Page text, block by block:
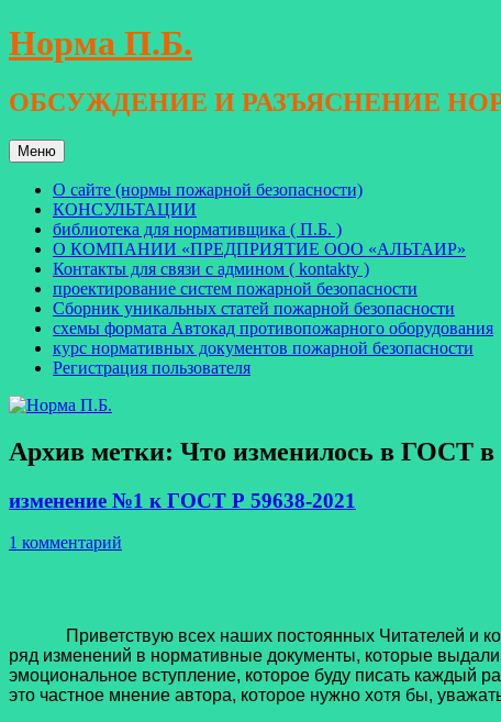
Перейти
к
Норма П.Б.
ОБСУЖДЕНИЕ И РАЗЪЯСНЕНИЕ
Меню
О сайте (нормы пожарной безопасности)
КОНСУЛЬТАЦИИ
библиотека для нормативщика ( П.Б. )
О КОМПАНИИ «ПРЕДПРИЯТИЕ ООО «АЛЬТАИР»
Контакты для связи с админом ( kontakty )
проектирование систем пожарной безопасности
Сборник уникальных статей пожарной безопасности
схемы формата Автокад противопожарного оборудования
курс нормативных документов пожарной безопасности
Регистрация пользователя
Архив метки: Что изменилось в ГОСТ в
изменение №1 к ГОСТ Р 59638-2021
1 комментарий
Приветствую всех наших постоянных Читателей и
ряд изменений в нормативные документы, которые
эмоциональное вступление, которое буду писать каждый
это частное мнение автора, которое нужно хотя бы,